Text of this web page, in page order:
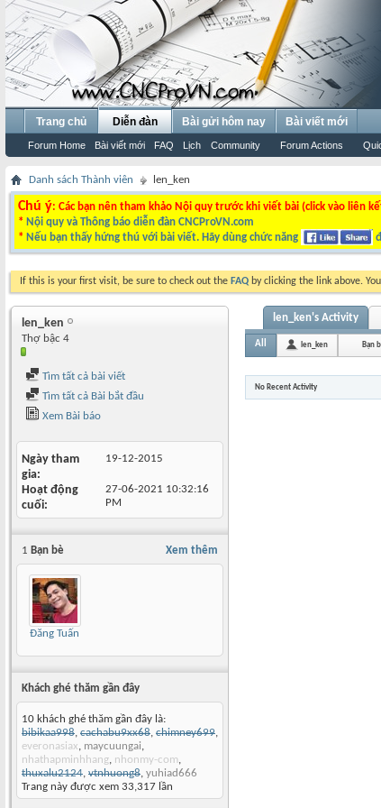
Trang chủ Diễn đàn
Forum Home Bài viết mới FAQ Lịch Community Forum Actions
Bài gửi hôm nay Bài viết mới
Danh sách Thành viên len_ken
Chú ý: Các bạn nên tham khảo Nội quy trước khi viết bài (click vào liên
* Nội quy và Thông báo diễn đàn CNCProVN.com
* Nếu bạn thấy hứng thú với bài viết. Hãy dùng chức năng
If this is your first visit, be sure to check out the FAQ by clicking the link above.
len_ken
Thợ bậc 4
Tìm tất cả bài viết
Tìm tất cả Bài bắt đầu
Xem Bài báo
Ngày tham
gia
19-12-2015
Hoạt động
cuối
27-06-2021 10:32:16
PM
Xem thêm
1 Bạn bè
Đăng Tuấn
Khách ghé thăm gần đây
10 khách ghé thăm gần đây là:
bibikaa998, cachabu9xx68, chimney699,
everonasiax, maycuungai,
nhathapminhhang, nhonmy-com,
thuxalu2124, vtnhuong8, yuhiad666
Trang này được xem 33,317 lần
len_ken's Activity
All len_ken Bạn
No Recent Activity